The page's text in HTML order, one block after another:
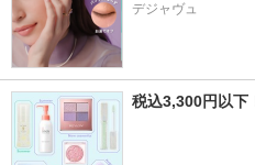
デジャヴュ
税込3,300円以下